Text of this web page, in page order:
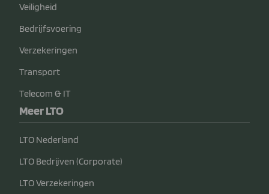
Veiligheid
Bedrijfsvoering
Verzekeringen
Transport
Telecom & IT
Meer LTO
LTO Nederland
LTO Bedrijven (Corporate)
LTO Verzekeringen